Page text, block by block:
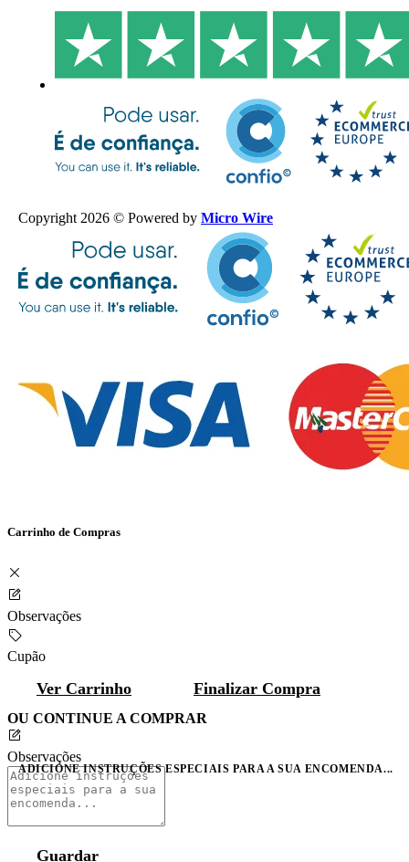
Copyright 2026 © Powered by Micro Wire
Carrinho de Compras
Observações
Cupão
Ver Carrinho Finalizar Compra
OU CONTINUE A COMPRAR
Observações
ADICIONE INSTRUÇÕES ESPECIAIS PARA A SUA ENCOMENDA...
Guardar